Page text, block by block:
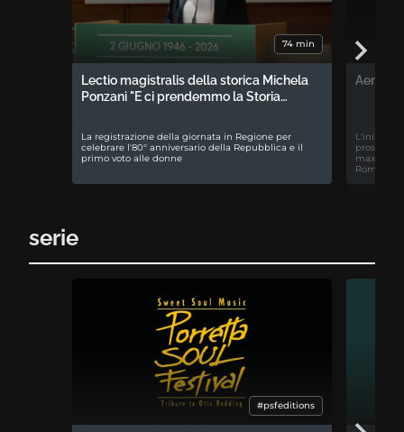
74 min
Lectio magistralis della storica Michela
Ponzani "E ci prendemmo la Storia…
La registrazione della giornata in Regione per
celebrare l'80° anniversario della Repubblica e il
primo voto alle donne
Aemilia
Romagna
serie
#psfeditions